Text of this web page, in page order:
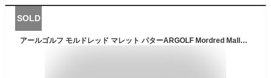
SOLD
アールゴルフ モルドレッド マレット パターARGOLF Mordred Mallet Putterネオマレット ヒールシャフト